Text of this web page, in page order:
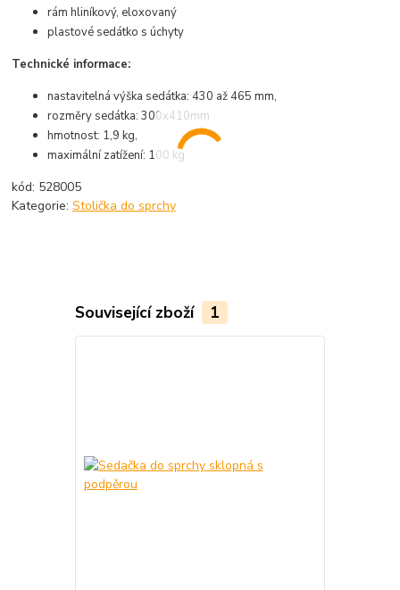
rám hliníkový, eloxovaný
plastové sedátko s úchyty
Technické informace:
nastavitelná výška sedátka: 430 až 465 mm,
rozměry sedátka: 300x410mm
hmotnost: 1,9 kg,
maximální zatížení: 100 kg
kód: 528005
Kategorie:Stolička do sprchy
Související zboží 1